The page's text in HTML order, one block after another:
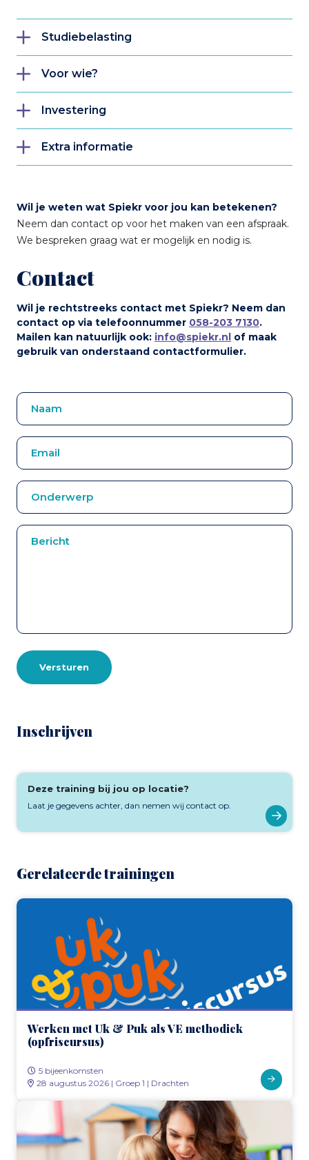
Studiebelasting
Voor wie?
Investering
Extra informatie
Wil je weten wat Spiekr voor jou kan betekenen?
Neem dan contact op voor het maken van een afspraak.
We bespreken graag wat er mogelijk en nodig is.
Contact
Wil je rechtstreeks contact met Spiekr? Neem dan
contact op via telefoonnummer 058-203 7130.
Mailen kan natuurlijk ook: info@spiekr.nl of maak
gebruik van onderstaand contactformulier.
Versturen
Inschrijven
Deze training bij jou op locatie?
Laat je gegevens achter, dan nemen wij contact op.
Gerelateerde trainingen
Werken met Uk & Puk als VE methodiek
(opfriscursus)
5 bijeenkomsten
28 augustus 2026 | Groep 1 | Drachten